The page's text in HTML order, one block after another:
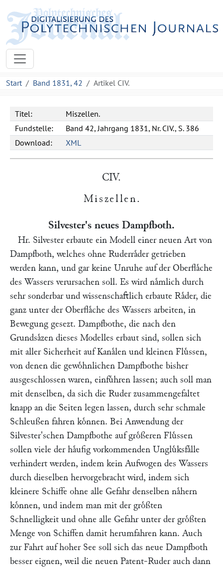
Start Band 1831, 42 Artikel CIV.
Titel:
Miszellen.
Fundstelle:
Band 42, Jahrgang 1831, Nr. CIV., S. 386
Download:
XML
CIV.
Miszellen .
Silvester's neues Dampfboth.
Hr. Silvestererbaute ein Modell einer neuen Art von
Dampfboth, welches ohne Ruderraͤder getrieben
werden kann, und gar keine Unruhe auf der Oberflaͤche
des Wassers verursachen soll. Es wird naͤmlich durch
sehr sonderbar und wissenschaftlich erbaute Raͤder, die
ganz unter der Oberflaͤche des Wassers arbeiten, in
Bewegung gesezt. Dampfbothe, die nach den
Grundsaͤzen dieses Modelles erbaut sind, sollen sich
mit aller Sicherheit auf Kanaͤlen und kleinen Fluͤssen,
von denen die gewoͤhnlichen Dampfbothe bisher
ausgeschlossen waren, einfuͤhren lassen; auch soll man
mit denselben, da sich die Ruder zusammengefaltet
knapp an die Seiten legen lassen, durch sehr schmale
Schleußen fahren koͤnnen. Bei Anwendung der
Silvester'schen Dampfbothe auf groͤßeren Fluͤssen
sollen viele der haͤufig vorkommenden Ungluͤksfaͤlle
verhindert werden, indem kein Aufwogen des Wassers
durch dieselben hervorgebracht wird, indem sich
kleinere Schiffe ohne alle Gefahr denselben naͤhern
koͤnnen, und indem man mit der groͤßten
Schnelligkeit und ohne alle Gefahr unter der groͤßten
Menge von Schiffen damit herumfahren kann. Auch
zur Fahrt auf hoher See soll sich das neue Dampfboth
besser eignen, weil die neuen Patent-Ruder auch dann